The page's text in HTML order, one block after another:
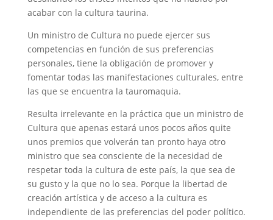
acabar con la cultura taurina.
Un ministro de Cultura no puede ejercer sus
competencias en función de sus preferencias
personales, tiene la obligación de promover y
fomentar todas las manifestaciones culturales, entre
las que se encuentra la tauromaquia.
Resulta irrelevante en la práctica que un ministro de
Cultura que apenas estará unos pocos años quite
unos premios que volverán tan pronto haya otro
ministro que sea consciente de la necesidad de
respetar toda la cultura de este país, la que sea de
su gusto y la que no lo sea. Porque la libertad de
creación artística y de acceso a la cultura es
independiente de las preferencias del poder político.